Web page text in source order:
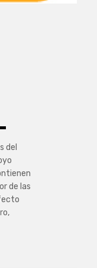
del
de las